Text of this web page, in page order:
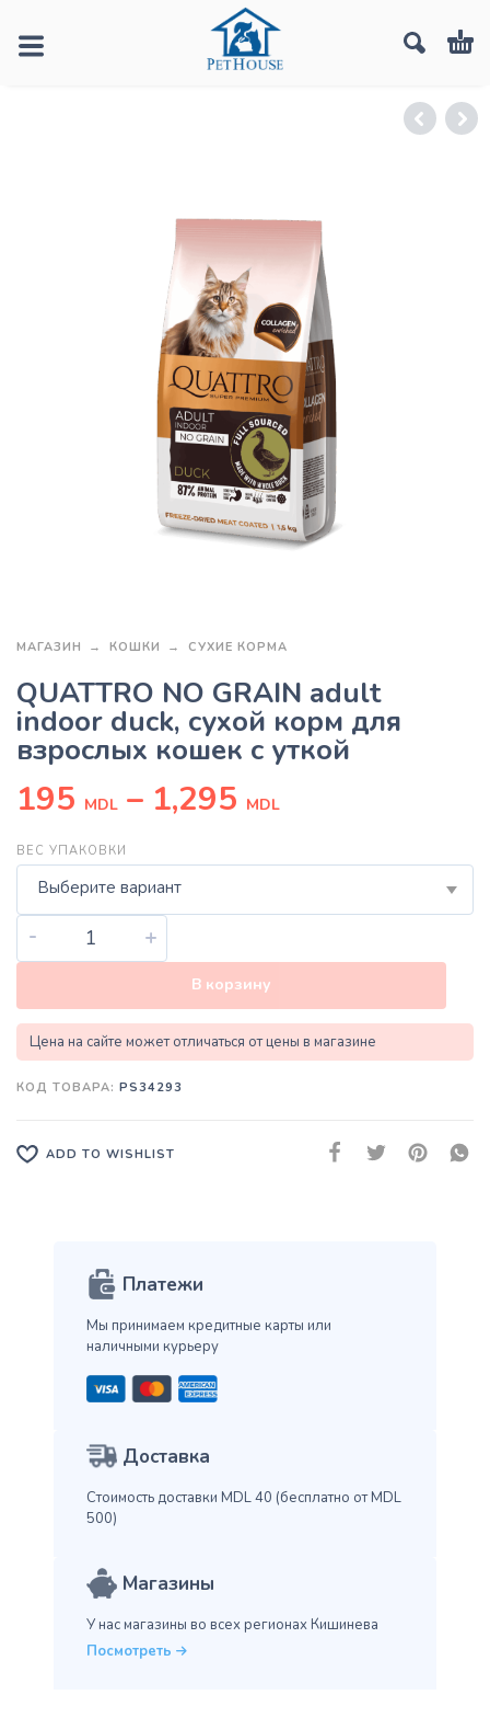
МАГАЗИН КОШКИ СУХИЕ КОРМА
QUATTRO NO GRAIN adult
indoor duck, сухой корм для
взрослых кошек с уткой
195 MDL – 1,295 MDL
ВЕС УПАКОВКИ
Выберите вариант
- +
В корзину
Цена на сайте может отличаться от цены в магазине
КОД ТОВАРА: PS34293
ADD TO WISHLIST
Платежи
Мы принимаем кредитные карты или
наличными курьеру
Доставка
Стоимость доставки MDL 40 (бесплатно от MDL
500)
Магазины
У нас магазины во всех регионах Кишинева
Посмотреть